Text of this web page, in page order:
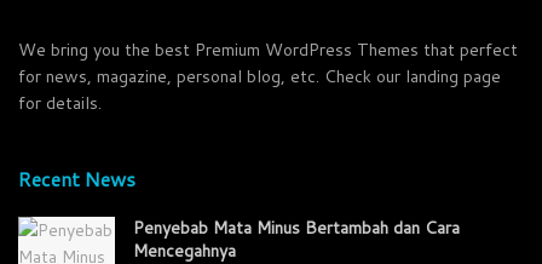
We bring you the best Premium WordPress Themes that perfect
for news, magazine, personal blog, etc. Check our landing page
for details.
Recent News
Penyebab Mata Minus Bertambah dan Cara
Mencegahnya